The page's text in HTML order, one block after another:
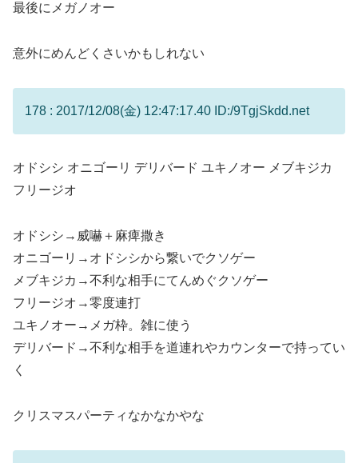
最後にメガノオー
意外にめんどくさいかもしれない
178 : 2017/12/08(金) 12:47:17.40 ID:/9TgjSkdd.net
オドシシ オニゴーリ デリバード ユキノオー メブキジカ
フリージオ
オドシシ→威嚇＋麻痺撒き
オニゴーリ→オドシシから繋いでクソゲー
メブキジカ→不利な相手にてんめぐクソゲー
フリージオ→零度連打
ユキノオー→メガ枠。雑に使う
デリバード→不利な相手を道連れやカウンターで持ってい
く
クリスマスパーティなかなかやな